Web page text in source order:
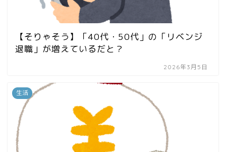
【そりゃそう】「40代・50代」の「リベンジ
退職」が増えているだと？
2026年3月5日
生活